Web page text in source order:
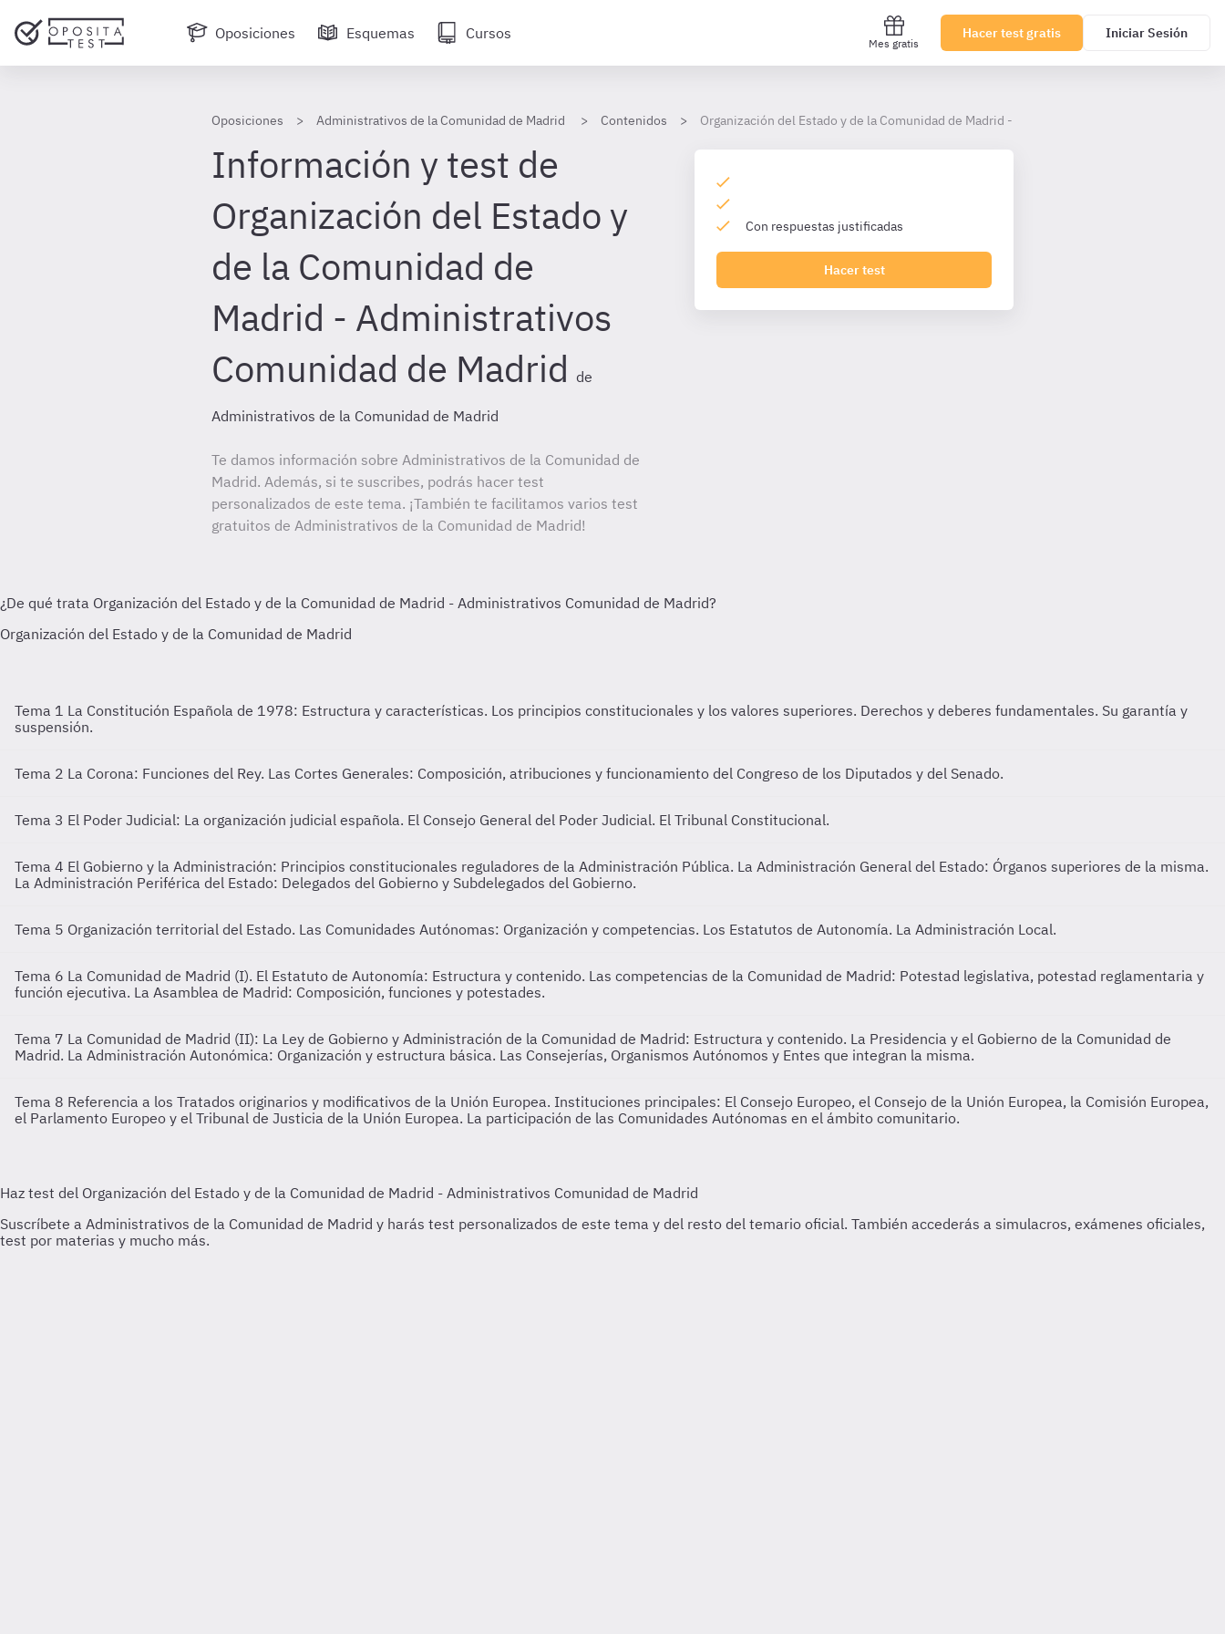
Oposiciones Esquemas Cursos
Mes gratis
Hacer test gratis Iniciar Sesión
Oposiciones Administrativos de la Comunidad de Madrid Contenidos Organización del Estado y de la Comunidad de Madrid - Administrativos Comunidad de
Información y test de
Organización del Estado y
de la Comunidad de
Madrid - Administrativos
Comunidad de Madrid de
Administrativos de la Comunidad de Madrid
Te damos información sobre Administrativos de la Comunidad de
Madrid. Además, si te suscribes, podrás hacer test
personalizados de este tema. ¡También te facilitamos varios test
gratuitos de Administrativos de la Comunidad de Madrid!
Con respuestas justificadas
Hacer test
Tema 1 La Constitución Española de 1978: Estructura y características. Los principios constitucionales y los valores superiores. Derechos y deberes fundamentales. Su garantía y
suspensión.
Tema 2 La Corona: Funciones del Rey. Las Cortes Generales: Composición, atribuciones y funcionamiento del Congreso de los Diputados y del Senado.
Tema 3 El Poder Judicial: La organización judicial española. El Consejo General del Poder Judicial. El Tribunal Constitucional.
Tema 4 El Gobierno y la Administración: Principios constitucionales reguladores de la Administración Pública. La Administración General del Estado: Órganos superiores de la misma.
La Administración Periférica del Estado: Delegados del Gobierno y Subdelegados del Gobierno.
Tema 5 Organización territorial del Estado. Las Comunidades Autónomas: Organización y competencias. Los Estatutos de Autonomía. La Administración Local.
Tema 6 La Comunidad de Madrid (I). El Estatuto de Autonomía: Estructura y contenido. Las competencias de la Comunidad de Madrid: Potestad legislativa, potestad reglamentaria y
función ejecutiva. La Asamblea de Madrid: Composición, funciones y potestades.
Tema 7 La Comunidad de Madrid (II): La Ley de Gobierno y Administración de la Comunidad de Madrid: Estructura y contenido. La Presidencia y el Gobierno de la Comunidad de
Madrid. La Administración Autonómica: Organización y estructura básica. Las Consejerías, Organismos Autónomos y Entes que integran la misma.
Tema 8 Referencia a los Tratados originarios y modificativos de la Unión Europea. Instituciones principales: El Consejo Europeo, el Consejo de la Unión Europea, la Comisión Europea,
el Parlamento Europeo y el Tribunal de Justicia de la Unión Europea. La participación de las Comunidades Autónomas en el ámbito comunitario.